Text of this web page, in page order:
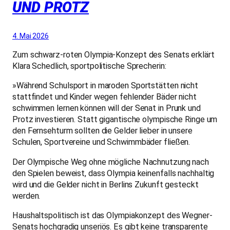
UND PROTZ
4. Mai 2026
Zum schwarz-roten Olympia-Konzept des Senats erklärt
Klara Schedlich, sportpolitische Sprecherin:
»Während Schulsport in maroden Sportstätten nicht
stattfindet und Kinder wegen fehlender Bäder nicht
schwimmen lernen können will der Senat in Prunk und
Protz investieren. Statt gigantische olympische Ringe um
den Fernsehturm sollten die Gelder lieber in unsere
Schulen, Sportvereine und Schwimmbäder fließen.
Der Olympische Weg ohne mögliche Nachnutzung nach
den Spielen beweist, dass Olympia keinenfalls nachhaltig
wird und die Gelder nicht in Berlins Zukunft gesteckt
werden.
Haushaltspolitisch ist das Olympiakonzept des Wegner-
Senats hochgradig unseriös. Es gibt keine transparente